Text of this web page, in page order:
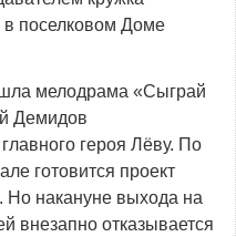
в поселковом Доме
мелодрама «Сыграй
Демидов
героя Лёву. По
готовится проект
накануне выхода на
внезапно отказывается